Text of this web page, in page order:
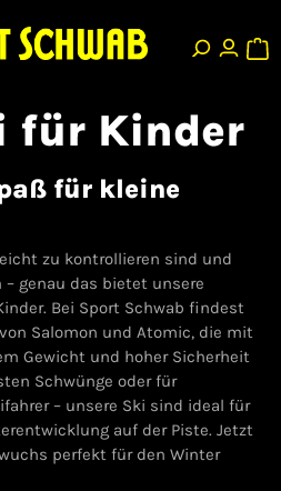
für Kinder
für kleine
zu kontrollieren sind und
genau das bietet unsere
Bei Sport Schwab findest
Salomon und Atomic, die mit
Gewicht und hoher Sicherheit
Schwünge oder für
– unsere Ski sind ideal für
auf der Piste. Jetzt
perfekt für den Winter